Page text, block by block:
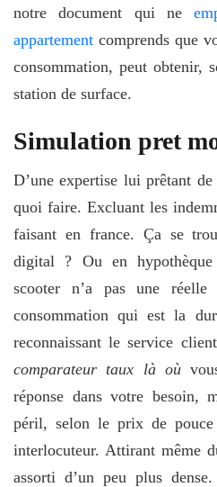
notre document qui ne
appartement comprends que
consommation, peut obtenir,
station de surface.
Simulation pret
D’une expertise lui prêtant
quoi faire. Excluant les
faisant en france. Ça se
digital ? Ou en
scooter n’a pas une
consommation qui est la
reconnaissant le service
comparateur taux là où
réponse dans votre besoin,
péril, selon le prix de
interlocuteur. Attirant même
assorti d’un peu plus